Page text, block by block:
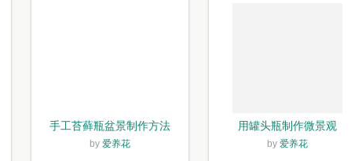
手工苔藓瓶盆景制作方法
by 爱养花
用罐头瓶制作微景观
by 爱养花